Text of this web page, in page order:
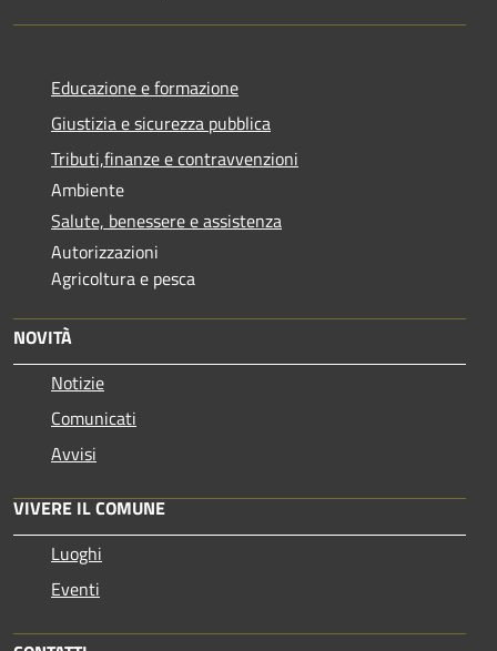
Educazione e formazione
Giustizia e sicurezza pubblica
Tributi,finanze e contravvenzioni
Ambiente
Salute, benessere e assistenza
Autorizzazioni
Agricoltura e pesca
NOVITÀ
Notizie
Comunicati
Avvisi
VIVERE IL COMUNE
Luoghi
Eventi